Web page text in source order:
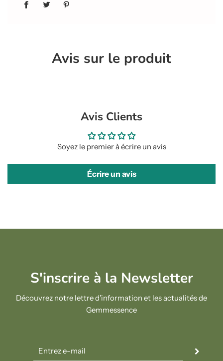
Avis sur le produit
Avis Clients
Soyez le premier à écrire un avis
Écrire un avis
S'inscrire à la Newsletter
Découvrez notre lettre d'information et les actualités de
Gemmessence